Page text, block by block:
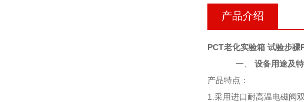
产品介绍
PCT老化实验箱 试验步骤
一、 设备用途及
产品特点：
1. 采用进口耐高温电磁阀双